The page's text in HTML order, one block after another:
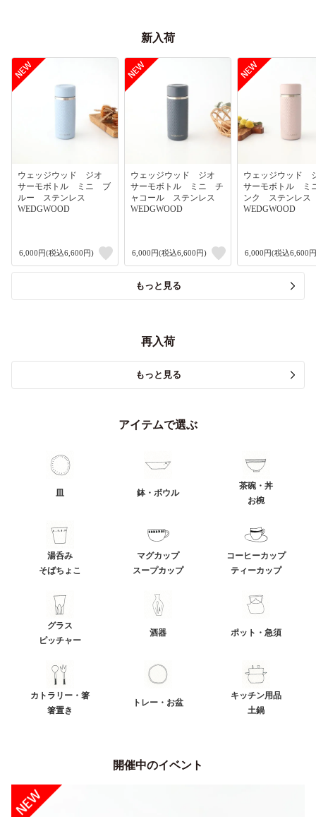
新入荷
ウェッジウッド ジオ
サーモボトル ミニ ブ
ルー ステンレス
WEDGWOOD
6,000円(税込6,600円)
ウェッジウッド ジオ
サーモボトル ミニ チ
ャコール ステンレス
WEDGWOOD
6,000円(税込6,600円)
ウェッジウッド
サーモボトル
ンク ステンレ
WEDGWOOD
6,000円(税込6,600
もっと見る
再入荷
もっと見る
アイテムで選ぶ
皿 鉢・ボウル
茶碗・丼
お椀
湯呑み
そばちょこ
マグカップ
スープカップ
コーヒーカップ
ティーカップ
グラス
ピッチャー
酒器 ポット・急須
カトラリー・箸
箸置き
トレー・お盆
キッチン用品
土鍋
開催中のイベント